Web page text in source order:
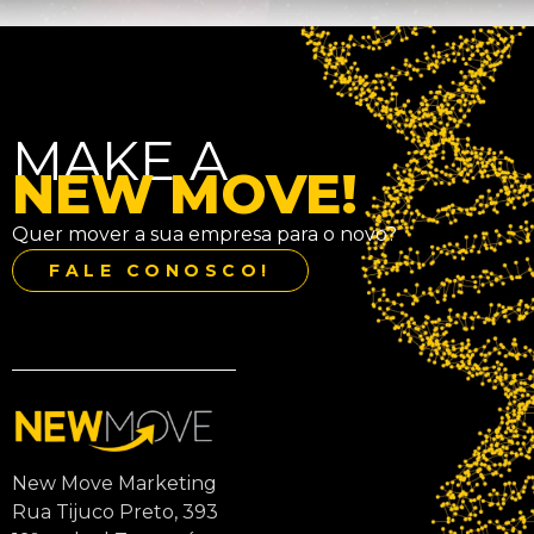
MAKE A
NEW MOVE!
Quer mover a sua empresa para o novo?
FALE CONOSCO!
New Move Marketing
Rua Tijuco Preto, 393